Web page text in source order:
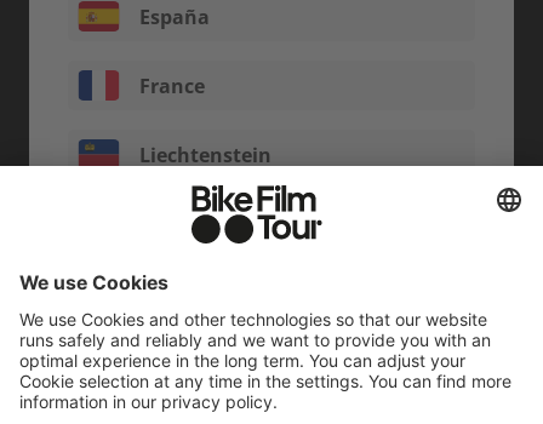
España
France
Liechtenstein
Luxemburg
Nederland
Österreich